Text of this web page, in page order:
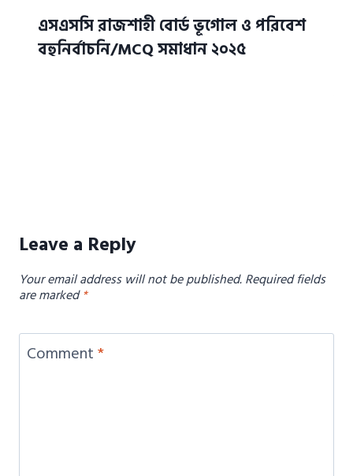
এসএসসি রাজশাহী বোর্ড ভূগোল ও পরিবেশ
বহুনির্বাচনি/MCQ সমাধান ২০২৫
Leave a Reply
Your email address will not be published.Required fields
are marked*
Comment*